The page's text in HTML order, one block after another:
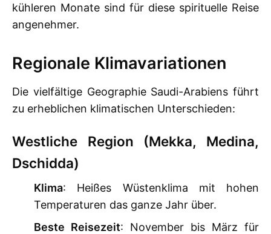
kühleren Monate sind für diese spirituelle Reise
angenehmer.
Regionale Klimavariationen
Die vielfältige Geographie Saudi-Arabiens führt
zu erheblichen klimatischen Unterschieden:
Westliche Region (Mekka, Medina,
Dschidda)
Klima: Heißes Wüstenklima mit hohen
Temperaturen das ganze Jahr über.
Beste Reisezeit: November bis März für